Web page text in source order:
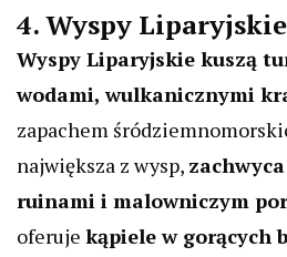
4. Wyspy Liparyjskie
Wyspy Liparyjskie kuszą
wodami, wulkanicznymi
zapachem
największa z wysp,
ruinami i malowniczym
oferuje kąpiele w gorących